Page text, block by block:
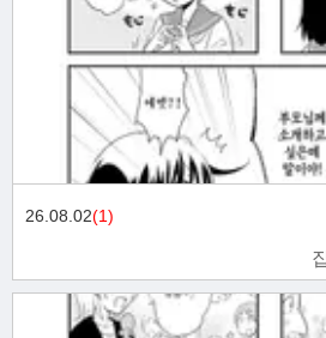
26.08.02(1)